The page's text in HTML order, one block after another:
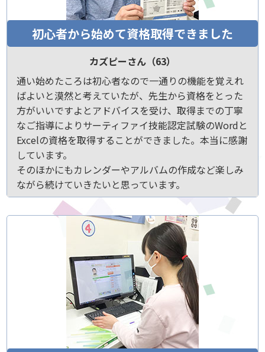
初心者から始めて資格取得できました
カズピーさん（63）
通い始めたころは初心者なので一通りの機能を覚えれ
ばよいと漠然と考えていたが、先生から資格をとった
方がいいですよとアドバイスを受け、取得までの丁寧
なご指導によりサーティファイ技能認定試験のWordと
Excelの資格を取得することができました。本当に感謝
しています。
そのほかにもカレンダーやアルバムの作成など楽しみ
ながら続けていきたいと思っています。